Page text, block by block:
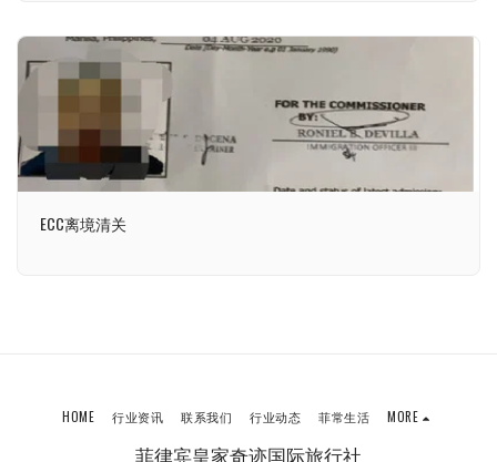
ECC离境清关
菲律宾皇家奇迹国际旅行社
HOME 行业资讯 联系我们 行业动态 菲常生活 MORE